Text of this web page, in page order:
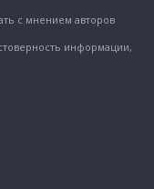
с мнением авторов
информации,